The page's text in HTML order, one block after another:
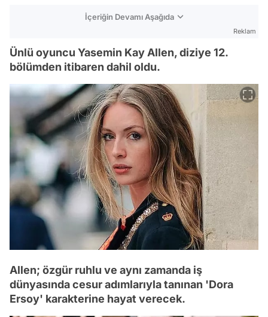
İçeriğin Devamı Aşağıda
Reklam
Ünlü oyuncu Yasemin Kay Allen, diziye 12.
bölümden itibaren dahil oldu.
Allen; özgür ruhlu ve aynı zamanda iş
dünyasında cesur adımlarıyla tanınan 'Dora
Ersoy' karakterine hayat verecek.